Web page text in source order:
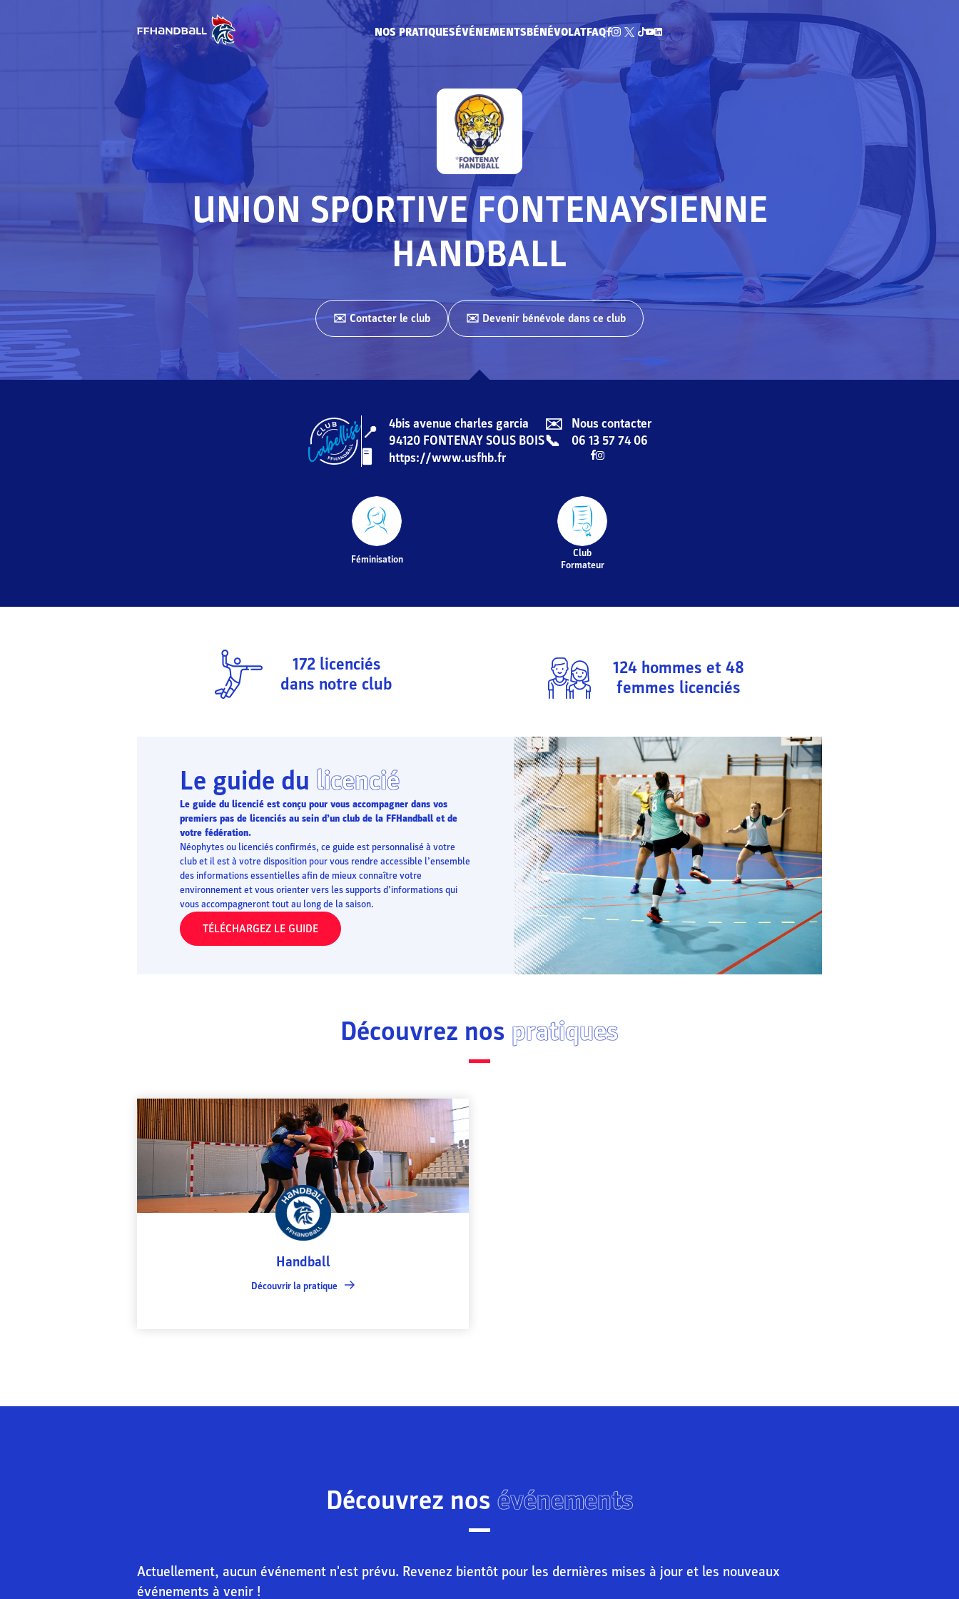
NOS PRATIQUESÉVÉNEMENTSBÉNÉVOLATFAQ
UNION SPORTIVE FONTENAYSIENNE
HANDBALL
✉️ Contacter le club ✉️ Devenir bénévole dans ce club
📍
4bis avenue charles garcia
94120 FONTENAY SOUS BOIS
🖥️️️ https://www.usfhb.fr
✉️ Nous contacter
📞 06 13 57 74 06
Féminisation
Club
Formateur
172licenciés
dans notre club
124 hommes et 48
femmes licenciés
Le guide du licencié
Le guide du licencié est conçu pour vous accompagner dans vos
premiers pas de licenciés au sein d’un club de la FFHandball et de
votre fédération.
Néophytes ou licenciés confirmés, ce guide est personnalisé à votre
club et il est à votre disposition pour vous rendre accessible l’ensemble
des informations essentielles afin de mieux connaître votre
environnement et vous orienter vers les supports d’informations qui
vous accompagneront tout au long de la saison.
TÉLÉCHARGEZ LE GUIDE
Découvrez nos pratiques
Handball
Découvrir la pratique
Découvrez nos événements
Actuellement, aucun événement n'est prévu. Revenez bientôt pour les dernières mises à jour et les nouveaux
événements à venir !